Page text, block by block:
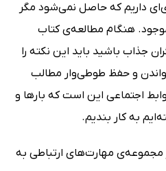
داریم که حاصل نمی‌شود مگر
هنگام مطالعه‌ی کتاب
جذاب باشید باید این نکته را
و حفظ طوطی‌وار مطالب
اجتماعی این است که بارها و
به کار بندیم.
مجموعه‌ی مهارت‌های ارتباطی به